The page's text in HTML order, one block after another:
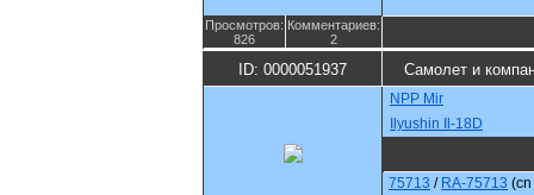
Просмотров:
826
Комментариев:
2
ID: 0000051937 Самолет и
NPP Mir
Ilyushin Il-18D
75713 / RA-75713 (cn